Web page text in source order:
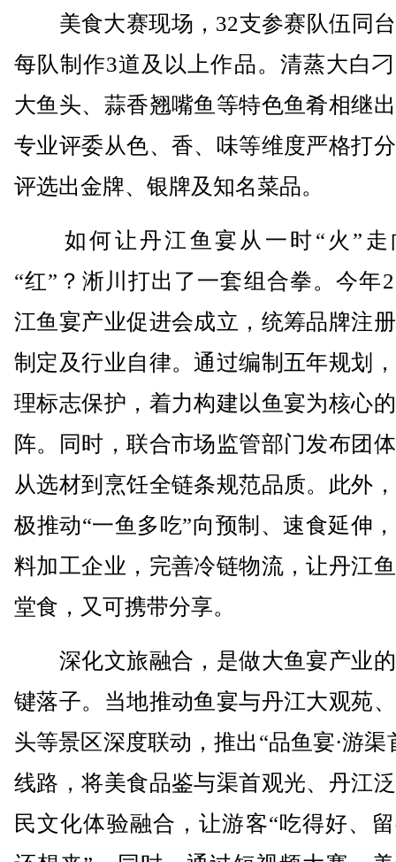
美食大赛现场，32支参赛队伍同
每队制作3道及以上作品。清蒸大白
大鱼头、蒜香翘嘴鱼等特色鱼肴相继
专业评委从色、香、味等维度严格打
评选出金牌、银牌及知名菜品。
如何让丹江鱼宴从一时“火”走
“红”？淅川打出了一套组合拳。今年
江鱼宴产业促进会成立，统筹品牌注
制定及行业自律。通过编制五年规划
理标志保护，着力构建以鱼宴为核心
阵。同时，联合市场监管部门发布团
从选材到烹饪全链条规范品质。此外
极推动“一鱼多吃”向预制、速食延伸
料加工企业，完善冷链物流，让丹江
堂食，又可携带分享。
深化文旅融合，是做大鱼宴产业
键落子。当地推动鱼宴与丹江大观苑
头等景区深度联动，推出“品鱼宴·游渠
线路，将美食品鉴与渠首观光、丹江
民文化体验融合，让游客“吃得好、